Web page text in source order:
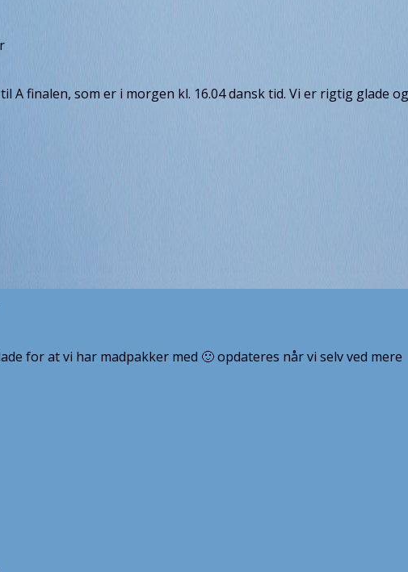
A finalen, som er i morgen kl. 16.04 dansk tid. Vi er rigtig
for at vi har madpakker med 🙂 opdateres når vi selv ved mere